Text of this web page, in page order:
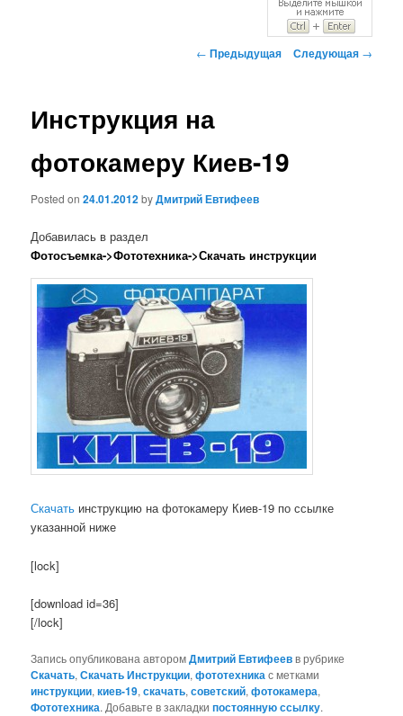
Навигация
← Предыдущая Следующая →
Инструкция на
фотокамеру Киев-19
Posted on24.01.2012byДмитрий Евтифеев
Добавилась в раздел
Фотосъемка->Фототехника->Скачать инструкции
Скачать инструкцию на фотокамеру Киев-19 по ссылке
указанной ниже
[lock]
[download id=36]
[/lock]
Запись опубликована авторомДмитрий Евтифеевв рубрике
Скачать,Скачать Инструкции,фототехникас метками
инструкции,киев-19,скачать,советский,фотокамера,
Фототехника. Добавьте в закладкипостоянную ссылку.